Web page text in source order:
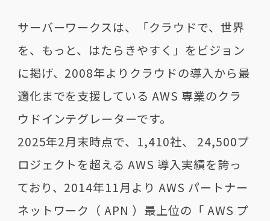
サーバーワークスは、「クラウドで、世界
を、もっと、はたらきやすく」をビジョン
に掲げ、2008年よりクラウドの導入から最
適化までを支援している AWS 専業のクラ
ウドインテグレーターです。
2025年2月末時点で、1,410社、 24,500プ
ロジェクトを超える AWS 導入実績を誇っ
ており、2014年11月より AWS パートナー
ネットワーク（ APN ）最上位の「 AWS プ